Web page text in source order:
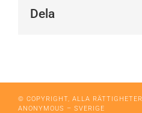
Dela
© COPYRIGHT, ALLA
ANONYMOUS – SVERIGE